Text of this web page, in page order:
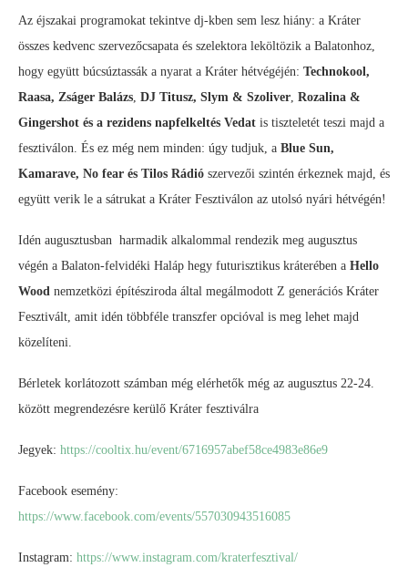
Az éjszakai programokat tekintve dj-kben sem lesz hiány: a Kráter
összes kedvenc szervezőcsapata és szelektora leköltözik a Balatonhoz,
hogy együtt búcsúztassák a nyarat a Kráter hétvégéjén: Technokool,
Raasa, Zságer Balázs, DJ Titusz, Slym & Szoliver, Rozalina &
Gingershot és a rezidens napfelkeltés Vedat is tiszteletét teszi majd a
fesztiválon. És ez még nem minden: úgy tudjuk, a Blue Sun,
Kamarave, No fear és Tilos Rádió szervezői szintén érkeznek majd, és
együtt verik le a sátrukat a Kráter Fesztiválon az utolsó nyári hétvégén!
Idén augusztusban harmadik alkalommal rendezik meg augusztus
végén a Balaton-felvidéki Haláp hegy futurisztikus kráterében a Hello
Wood nemzetközi építésziroda által megálmodott Z generációs Kráter
Fesztivált, amit idén többféle transzfer opcióval is meg lehet majd
közelíteni.
Bérletek korlátozott számban még elérhetők még az augusztus 22-24.
között megrendezésre kerülő Kráter fesztiválra
Jegyek: https://cooltix.hu/event/6716957abef58ce4983e86e9
Facebook esemény:
https://www.facebook.com/events/557030943516085
Instagram: https://www.instagram.com/kraterfesztival/